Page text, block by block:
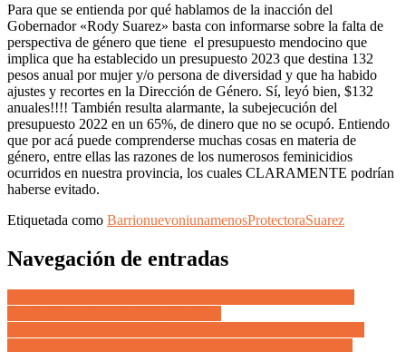
Para que se entienda por qué hablamos de la inacción del
Gobernador «Rody Suarez» basta con informarse sobre la falta de
perspectiva de género que tiene el presupuesto mendocino que
implica que ha establecido un presupuesto 2023 que destina 132
pesos anual por mujer y/o persona de diversidad y que ha habido
ajustes y recortes en la Dirección de Género. Sí, leyó bien, $132
anuales!!!! También resulta alarmante, la subejecución del
presupuesto 2022 en un 65%, de dinero que no se ocupó. Entiendo
que por acá puede comprenderse muchas cosas en materia de
género, entre ellas las razones de los numerosos feminicidios
ocurridos en nuestra provincia, los cuales CLARAMENTE podrían
haberse evitado.
Etiquetada como BarrionuevoniunamenosProtectoraSuarez
Navegación de entradas